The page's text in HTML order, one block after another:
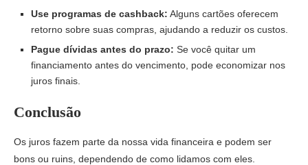
Use programas de cashback: Alguns cartões oferecem
retorno sobre suas compras, ajudando a reduzir os custos.
Pague dívidas antes do prazo: Se você quitar um
financiamento antes do vencimento, pode economizar nos
juros finais.
Conclusão
Os juros fazem parte da nossa vida financeira e podem ser
bons ou ruins, dependendo de como lidamos com eles.